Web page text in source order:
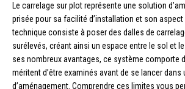
Le carrelage sur plot représente une solution
prisée pour sa facilité d’installation et son aspect
technique consiste à poser des dalles de
surélevés, créant ainsi un espace entre le sol et
ses nombreux avantages, ce système comporte
méritent d’être examinés avant de se lancer dans
d’aménagement. Comprendre ces limites vous